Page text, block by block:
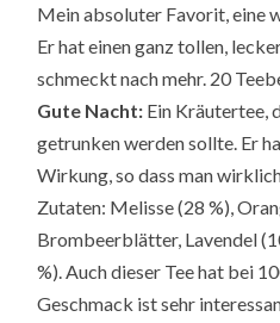
Mein absoluter Favorit, eine
Er hat einen ganz tollen,
schmeckt nach mehr. 20
Gute Nacht: Ein Kräutertee,
getrunken werden sollte. Er
Wirkung, so dass man
Zutaten: Melisse (28 %),
Brombeerblätter, Lavendel
%). Auch dieser Tee hat bei
Geschmack ist sehr